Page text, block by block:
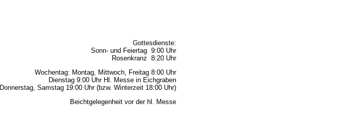
Gottesdienste:
Sonn- und Feiertag 9:00 Uhr
Rosenkranz 8:20 Uhr
Wochentag: Montag, Mittwoch, Freitag 8:00 Uhr
Dienstag 9:00 Uhr Hl. Messe in Eichgraben
Donnerstag, Samstag 19:00 Uhr (bzw. Winterzeit 18:00 Uhr)
Beichtgelegenheit vor der hl. Messe